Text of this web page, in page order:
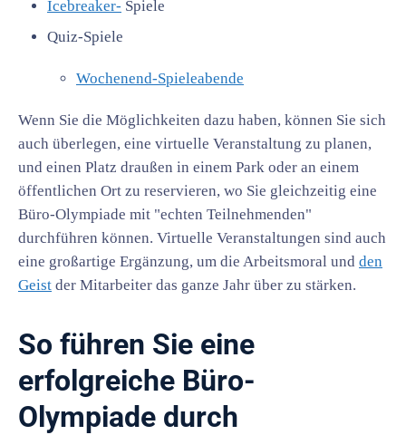
Icebreaker- Spiele
Quiz-Spiele
Wochenend-Spieleabende
Wenn Sie die Möglichkeiten dazu haben, können Sie sich
auch überlegen, eine virtuelle Veranstaltung zu planen,
und einen Platz draußen in einem Park oder an einem
öffentlichen Ort zu reservieren, wo Sie gleichzeitig eine
Büro-Olympiade mit "echten Teilnehmenden"
durchführen können. Virtuelle Veranstaltungen sind auch
eine großartige Ergänzung, um die Arbeitsmoral und den
Geist der Mitarbeiter das ganze Jahr über zu stärken.
So führen Sie eine
erfolgreiche Büro-
Olympiade durch